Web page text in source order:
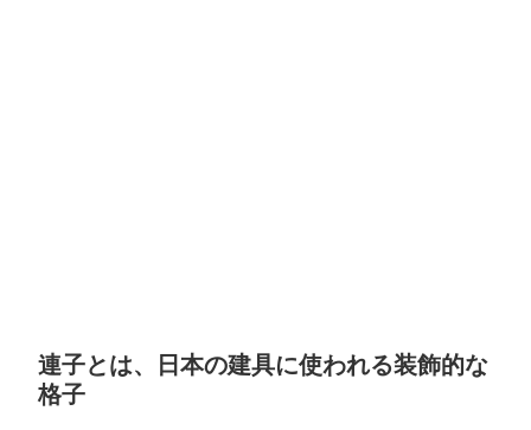
連子とは、日本の建具に使われる装飾的な
格子